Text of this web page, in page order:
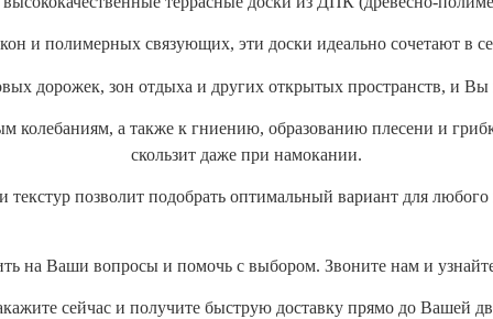
и полимерных связующих, эти доски идеально сочетают в
дорожек, зон отдыха и других открытых пространств, и
а также к гниению, образованию плесени и
скользит даже при намокании.
позволит подобрать оптимальный вариант для любого
на Ваши вопросы и помочь с выбором. Звоните нам и
сейчас и получите быструю доставку прямо до Вашей